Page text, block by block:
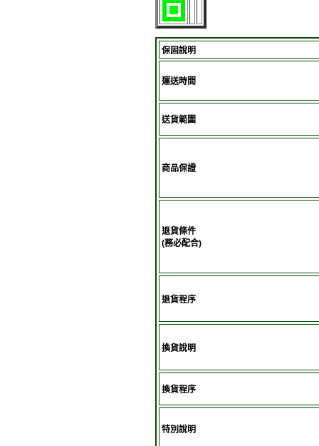
保固說明
運送時間
送貨範圍
商品保證
退貨條件
(務必配合)
退貨程序
換貨說明
換貨程序
特別說明